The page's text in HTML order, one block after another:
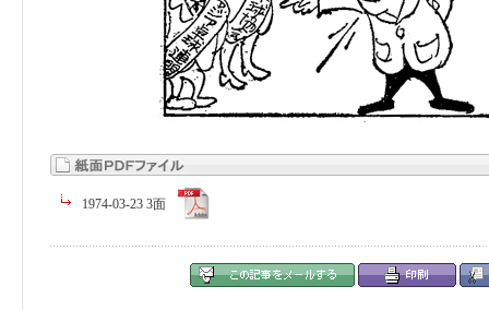
1974-03-23 3面